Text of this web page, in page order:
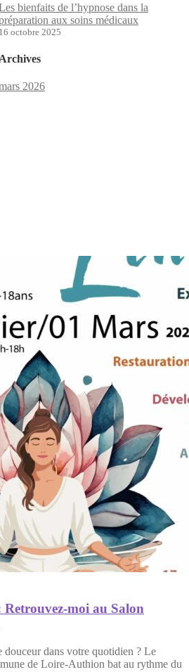
bienfaits de l’hypnose dans la
aux soins médicaux
16 octobre 2025
Archives
2026
Retrouvez-moi au Salon
douceur dans votre quotidien ? Le
de Loire-Authion bat au rythme du